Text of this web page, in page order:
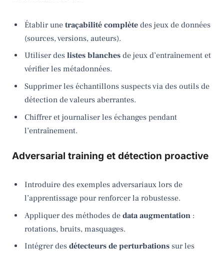
Établir une traçabilité complètedes jeux de données
(sources, versions, auteurs).
Utiliser des listes blanchesde jeux d’entraînement et
vérifier les métadonnées.
Supprimer les échantillons suspects via des outils de
détection de valeurs aberrantes.
Chiffrer et journaliser les échanges pendant
l’entraînement.
Adversarial training et détection proactive
Introduire des exemples adversariaux lors de
l’apprentissage pour renforcer la robustesse.
Appliquer des méthodes de data augmentation:
rotations, bruits, masquages.
Intégrer des détecteurs de perturbationssur les